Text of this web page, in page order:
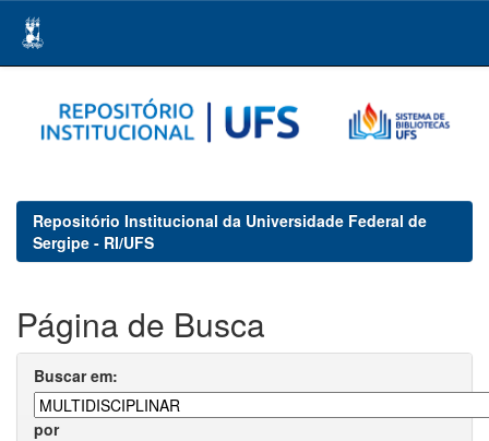
navigation
Repositório Institucional da Universidade Federal de
Sergipe - RI/UFS
Página de Busca
Buscar em:
por